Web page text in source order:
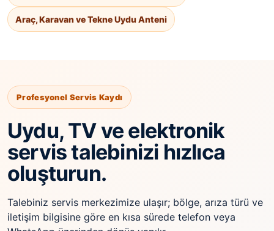
Araç, Karavan ve Tekne Uydu Anteni
Profesyonel Servis Kaydı
Uydu, TV ve elektronik
servis talebinizi hızlıca
oluşturun.
Talebiniz servis merkezimize ulaşır; bölge, arıza türü ve
iletişim bilgisine göre en kısa sürede telefon veya